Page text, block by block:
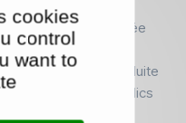
à la valeur ajoutée
de l'utilisation des
de conduite
organismes publics
cookies
control
want to